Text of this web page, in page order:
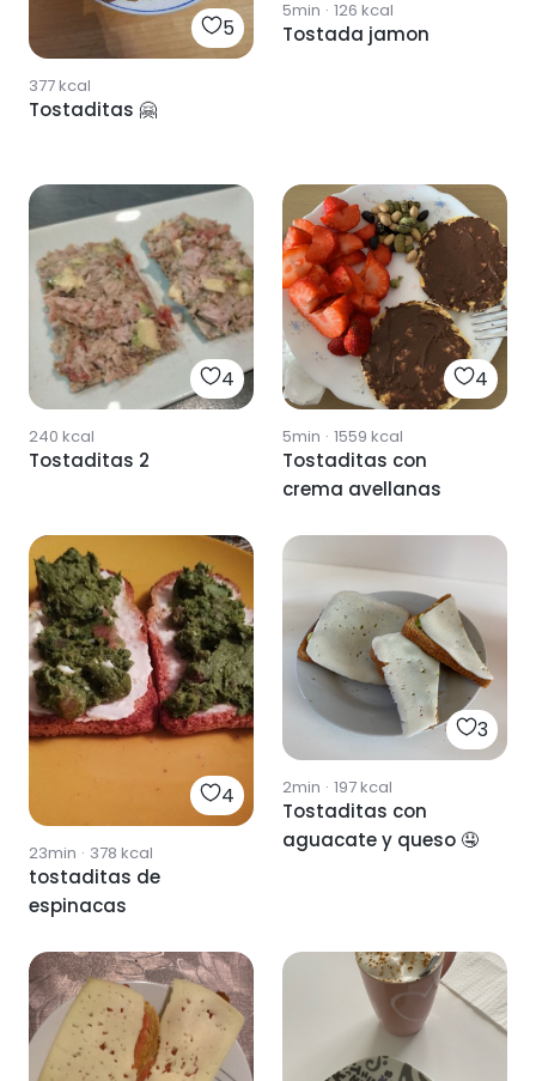
5
377kcal
Tostaditas 🤗
5min · 126 kcal
Tostada jamon
4
240 kcal
Tostaditas 2
4
5min · 1559 kcal
Tostaditas con
crema avellanas
4
23min · 378 kcal
tostaditas de
espinacas
3
2min · 197kcal
Tostaditas con
aguacate y queso 🤤